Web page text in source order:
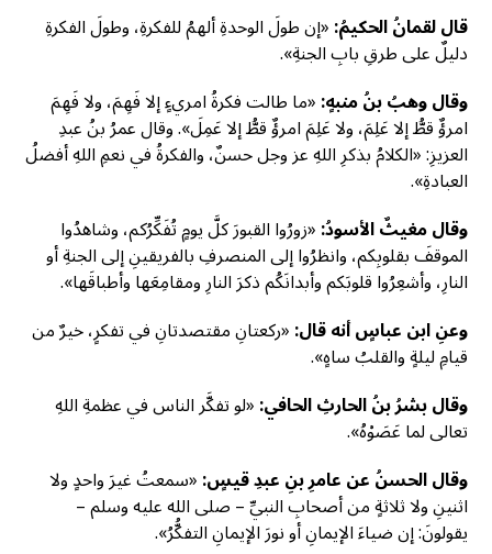
قال لقمانُ الحكيمُ:«إن طولَ الوحدةِ ألهمُ للفكرةِ، وطولَ الفكرةِ
دليلٌ على طرقِ بابِ الجنةِ».
وقال وهبُ بنُ منبهٍ:«ما طالت فكرةُ امريءٍ إلا فَهِمَ، ولا فَهِمَ
امرؤٌ قطُّ إلا عَلِمَ، ولا عَلِمَ امرؤٌ قطُّ إلا عَمِلَ». وقال عمرُ بنُ عبدِ
العزيزِ: «الكلامُ بذكرِ اللهِ عز وجل حسنٌ، والفكرةُ في نعمِ اللهِ أفضلُ
العبادةِ».
وقال مغيثٌ الأسودُ:«زورُوا القبورَ كلَّ يومٍ تُفَكِّرُكم، وشاهدُوا
الموقفَ بقلوبِكم، وانظرُوا إلى المنصرفِ بالفريقينِ إلى الجنةِ أو
النارِ، وأشعِرُوا قلوبَكم وأبدانَكُم ذكرَ النارِ ومقامِعَها وأطباقَها».
وعنِ ابن عباسٍ أنه قال:«ركعتانِ مقتصدتانِ في تفكرٍ، خيرٌ من
قيامِ ليلةٍ والقلبُ ساهٍ».
وقال بشرُ بنُ الحارثِ الحافي:«لو تفكَّر الناس في عظمةِ اللهِ
تعالى لما عَصَوْهُ».
وقال الحسنُ عن عامرِ بنِ عبدِ قيسٍ:«سمعتُ غيرَ واحدٍ ولا
اثنينِ ولا ثلاثةٍ من أصحابِ النبيِّ – صلى الله عليه وسلم –
يقولونَ: إن ضياءَ الإيمانِ أو نورَ الإيمانِ التفكُّرُ».